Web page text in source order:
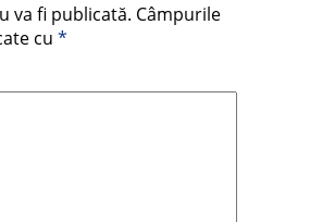
va fi publicată. Câmpurile
cu *